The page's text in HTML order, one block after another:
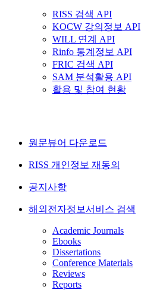
RISS 검색 API
KOCW 강의정보 API
WILL 연계 API
Rinfo 통계정보 API
FRIC 검색 API
SAM 분석활용 API
활용 및 참여 현황
원문뷰어 다운로드
RISS 개인정보 재동의
공지사항
해외전자정보서비스 검색
Academic Journals
Ebooks
Dissertations
Conference Materials
Reviews
Reports